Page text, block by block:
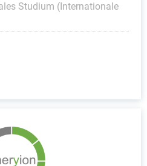
Studium (Internationale